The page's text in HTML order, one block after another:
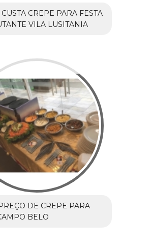
CREPE PARA FESTA
VILA LUSITANIA
DE CREPE PARA
BELO